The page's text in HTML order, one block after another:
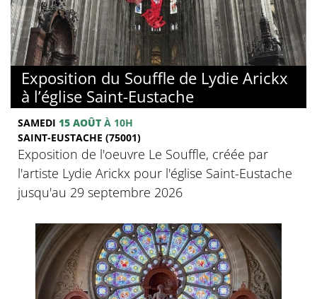
Exposition du Souffle de Lydie Arickx
à l’église Saint-Eustache
SAMEDI 15 AOÛT À 10H
SAINT-EUSTACHE (75001)
Exposition de l'oeuvre Le Souffle, créée par
l'artiste Lydie Arickx pour l'église Saint-Eustache
jusqu'au 29 septembre 2026